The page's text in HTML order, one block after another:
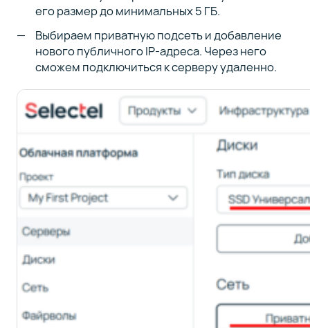
его размер до минимальных 5 ГБ.
Выбираем приватную подсеть и добавление
нового публичного IP-адреса. Через него
сможем подключиться к серверу удаленно.